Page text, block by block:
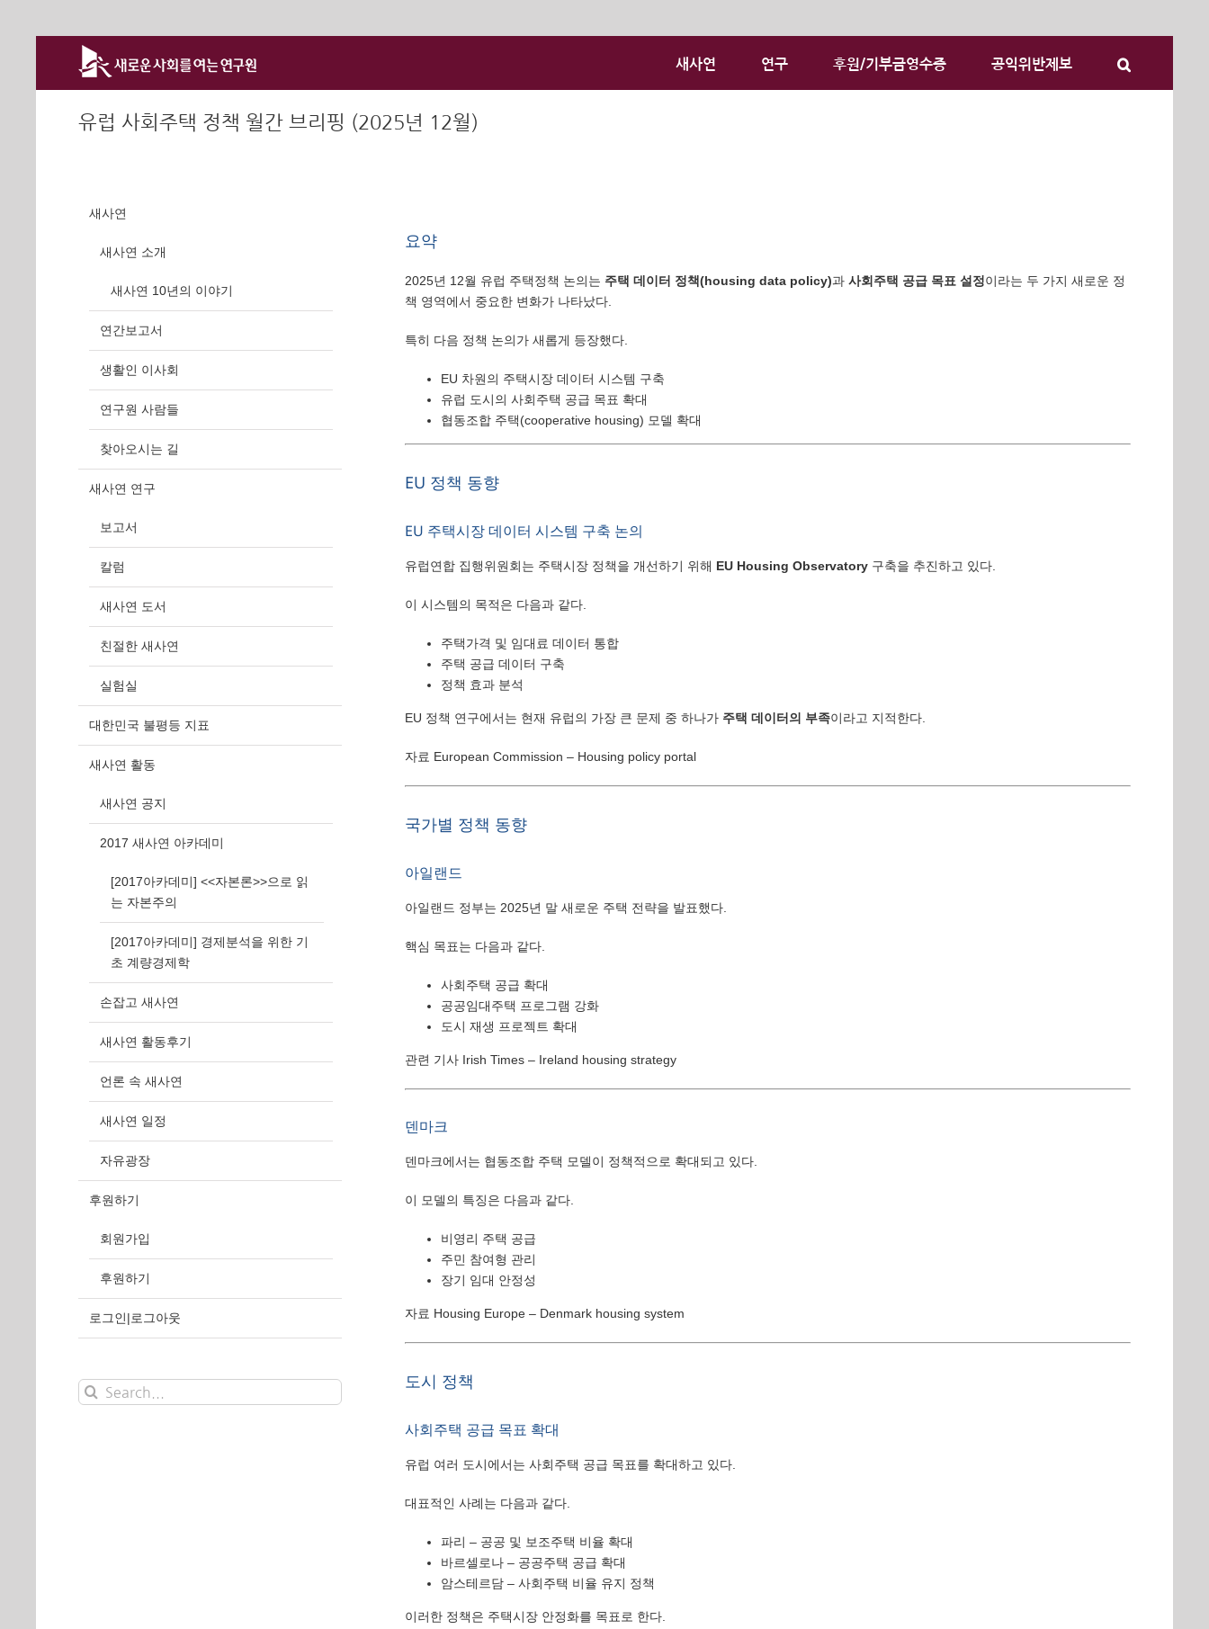
새사연 연구 후원/기부금영수증 공익위반제보
유럽 사회주택 정책 월간 브리핑 (2025년 12월)
요약
2025년 12월 유럽 주택정책 논의는 주택 데이터 정책(housing data policy)과 사회주택 공급 목표 설정이라는 두 가지 새로운 정
책 영역에서 중요한 변화가 나타났다.
특히 다음 정책 논의가 새롭게 등장했다.
EU 차원의 주택시장 데이터 시스템 구축
유럽 도시의 사회주택 공급 목표 확대
협동조합 주택(cooperative housing) 모델 확대
EU 정책 동향
EU 주택시장 데이터 시스템 구축 논의
유럽연합 집행위원회는 주택시장 정책을 개선하기 위해 EU Housing Observatory구축을 추진하고 있다.
이 시스템의 목적은 다음과 같다.
주택가격 및 임대료 데이터 통합
주택 공급 데이터 구축
정책 효과 분석
EU 정책 연구에서는 현재 유럽의 가장 큰 문제 중 하나가 주택 데이터의 부족이라고 지적한다.
자료 European Commission – Housing policy portal
국가별 정책 동향
아일랜드
아일랜드 정부는 2025년 말 새로운 주택 전략을 발표했다.
핵심 목표는 다음과 같다.
사회주택 공급 확대
공공임대주택 프로그램 강화
도시 재생 프로젝트 확대
관련 기사 Irish Times – Ireland housing strategy
덴마크
덴마크에서는 협동조합 주택 모델이 정책적으로 확대되고 있다.
이 모델의 특징은 다음과 같다.
비영리 주택 공급
주민 참여형 관리
장기 임대 안정성
자료 Housing Europe – Denmark housing system
도시 정책
사회주택 공급 목표 확대
유럽 여러 도시에서는 사회주택 공급 목표를 확대하고 있다.
대표적인 사례는 다음과 같다.
파리 – 공공 및 보조주택 비율 확대
바르셀로나 – 공공주택 공급 확대
암스테르담 – 사회주택 비율 유지 정책
이러한 정책은 주택시장 안정화를 목표로 한다.
새사연
새사연 소개
새사연 10년의 이야기
연간보고서
생활인 이사회
연구원 사람들
찾아오시는 길
새사연 연구
보고서
칼럼
새사연 도서
친절한 새사연
실험실
대한민국 불평등 지표
새사연 활동
새사연 공지
2017 새사연 아카데미
[2017아카데미] <<자본론>>으로 읽
는 자본주의
[2017아카데미] 경제분석을 위한 기
초 계량경제학
손잡고 새사연
새사연 활동후기
언론 속 새사연
새사연 일정
자유광장
후원하기
회원가입
후원하기
로그인|로그아웃
Search
for: